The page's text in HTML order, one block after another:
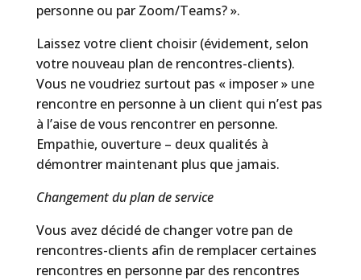
personne ou par Zoom/Teams? ».
Laissez votre client choisir (évidement, selon
votre nouveau plan de rencontres-clients).
Vous ne voudriez surtout pas « imposer » une
rencontre en personne à un client qui n’est pas
à l’aise de vous rencontrer en personne.
Empathie, ouverture – deux qualités à
démontrer maintenant plus que jamais.
Changement du plan de service
Vous avez décidé de changer votre pan de
rencontres-clients afin de remplacer certaines
rencontres en personne par des rencontres